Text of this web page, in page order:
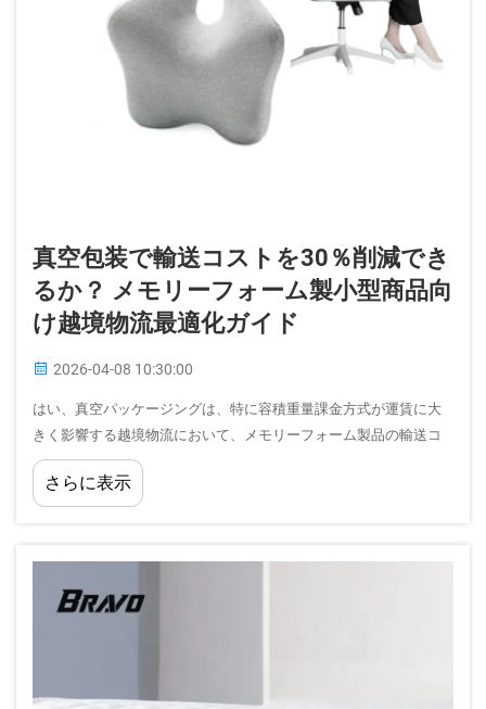
真空包装で輸送コストを30％削減でき
るか？ メモリーフォーム製小型商品向
け越境物流最適化ガイド
2026-04-08 10:30:00
はい、真空パッケージングは、特に容積重量課金方式が運賃に大
きく影響する越境物流において、メモリーフォーム製品の輸送コ
ストを30％以上削減することが可能です。このコスト削減効果
は、真空パッケージングによる体積縮小に起因します…
さらに表示